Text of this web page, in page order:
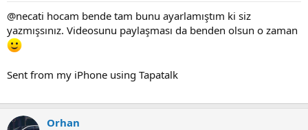
@necati hocam bende tam bunu ayarlamıştım ki siz
yazmışsınız. Videosunu paylaşması da benden olsun o zaman
Sent from my iPhone using Tapatalk
Orhan